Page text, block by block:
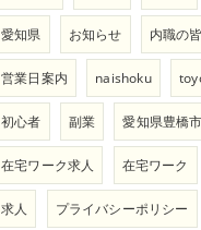
愛知県 お知らせ 内職の
営業日案内 naishoku
初心者 副業 愛知県豊橋市
在宅ワーク求人 在宅ワーク
求人 プライバシーポリシー